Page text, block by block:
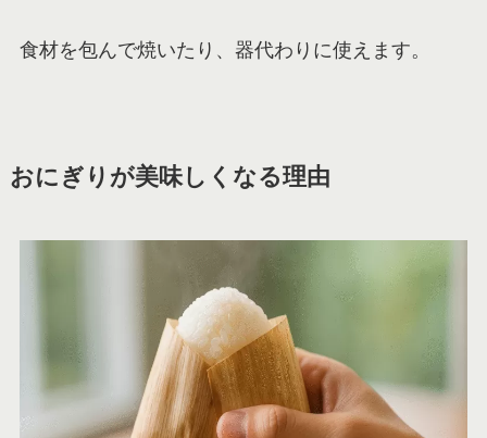
食材を包んで焼いたり、器代わりに使えます。
おにぎりが美味しくなる理由